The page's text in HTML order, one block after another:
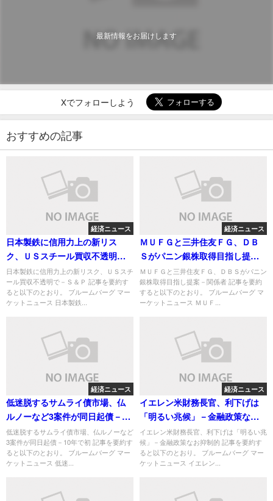
最新情報をお届けします
Xでフォローしよう
おすすめの記事
経済ニュース
日本製鉄に信用力上の新リス
ク、ＵＳスチール買収不透明で
－Ｓ＆Ｐ
日本製鉄に信用力上の新リスク、ＵＳスチ
ール買収不透明で－Ｓ＆Ｐ 記事を要約す
ると以下のとおり。 ブルームバーグ マー
ケットニュース 日本製鉄...
経済ニュース
ＭＵＦＧと三井住友ＦＧ、ＤＢ
Ｓがパニン銀株取得目指し提案
－関係者
ＭＵＦＧと三井住友ＦＧ、ＤＢＳがパニン
銀株取得目指し提案－関係者 記事を要約
すると以下のとおり。 ブルームバーグ マ
ーケットニュース ＭＵＦ...
経済ニュース
低迷脱するサムライ債市場、仏
ルノーなど3案件が同日起債－10
年で初
低迷脱するサムライ債市場、仏ルノーなど
3案件が同日起債－10年で初 記事を要約す
ると以下のとおり。 ブルームバーグ マー
ケットニュース 低迷...
経済ニュース
イエレン米財務長官、利下げは
「明るい兆候」－金融政策なお
抑制的
イエレン米財務長官、利下げは「明るい兆
候」－金融政策なお抑制的 記事を要約す
ると以下のとおり。 ブルームバーグ マー
ケットニュース イエレン...